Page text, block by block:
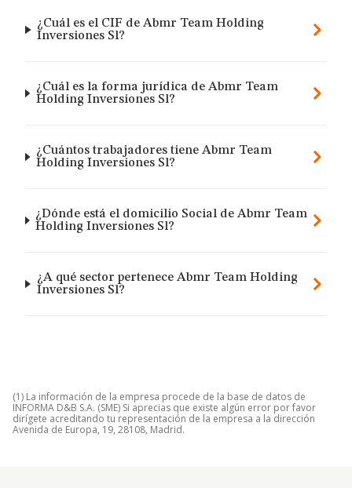
¿Cuál es el CIF de Abmr Team Holding
Inversiones Sl?
¿Cuál es la forma jurídica de Abmr Team
Holding Inversiones Sl?
¿Cuántos trabajadores tiene Abmr Team
Holding Inversiones Sl?
¿Dónde está el domicilio Social de Abmr Team
Holding Inversiones Sl?
¿A qué sector pertenece Abmr Team Holding
Inversiones Sl?
(1) La información de la empresa procede de la base de datos de
INFORMA D&B S.A. (SME) Si aprecias que existe algún error por favor
dirígete acreditando tu representación de la empresa a la dirección
Avenida de Europa, 19, 28108, Madrid.